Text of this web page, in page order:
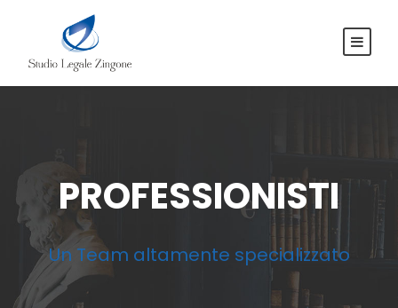
PROFESSIONISTI
Un Team altamente specializzato